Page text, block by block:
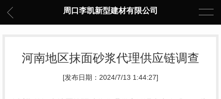
周口李凯新型建材有限公司
河南地区抹面砂浆代理供应链调查
[发布日期：2024/7/13 1:44:27]